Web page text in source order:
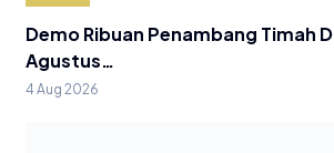
Demo Ribuan Penambang Timah
Agustus…
4 Aug 2026